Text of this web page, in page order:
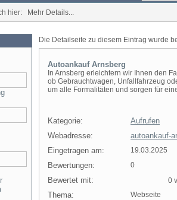
hier: Mehr Details...
Die Detailseite zu diesem Eintrag wurde
Autoankauf Arnsberg
In Arnsberg erleichtern wir Ihnen den
ob Gebrauchtwagen, Unfallfahrzeug
um alle Formalitäten und sorgen für
Kategorie:
Aufrufen
Webadresse:
autoankauf-
Eingetragen am:
19.03.2025
Bewertungen: 0
Bewertet mit: 0
Thema: Webseite